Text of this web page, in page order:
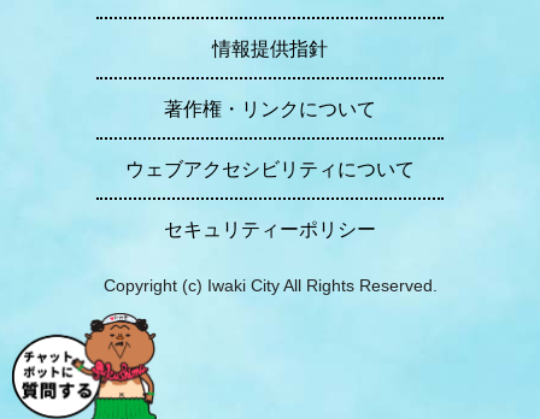
情報提供指針
著作権・リンクについて
ウェブアクセシビリティについて
セキュリティーポリシー
Copyright (c) Iwaki City All Rights Reserved.